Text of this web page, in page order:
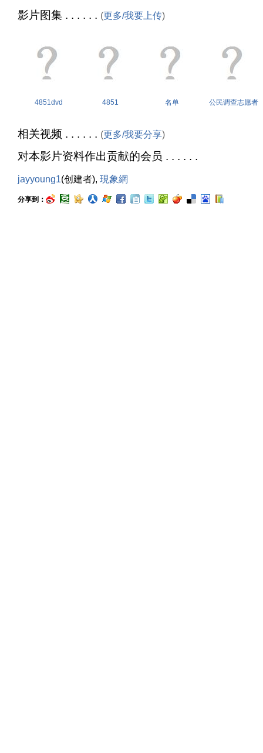
影片图集 . . . . . . (更多/我要上传)
4851dvd 4851 名单 公民调查志愿者
相关视频 . . . . . . (更多/我要分享)
对本影片资料作出贡献的会员 . . . . . .
jayyoung1(创建者), 現象網
分享到：